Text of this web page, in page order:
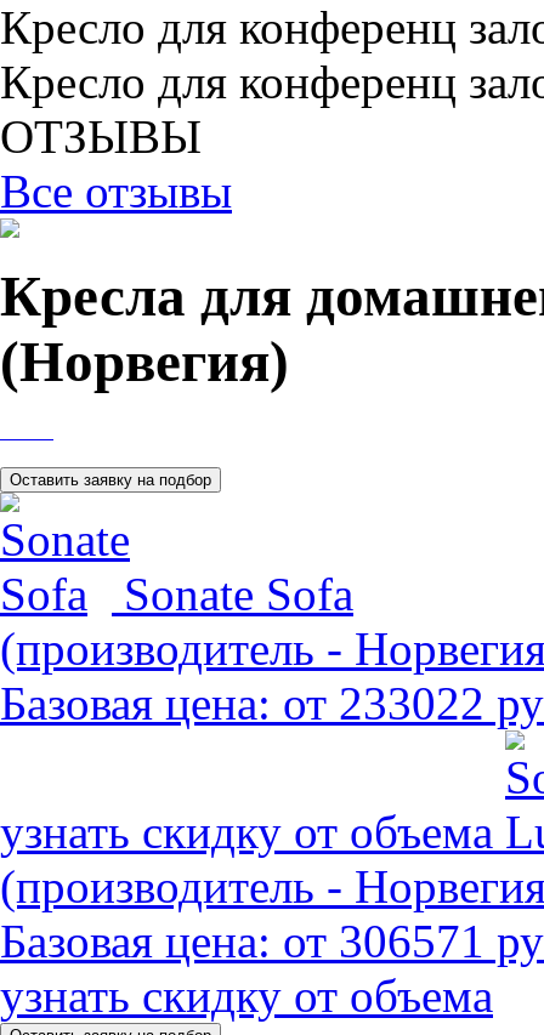
Кресло для конференц
Кресло для конференц
ОТЗЫВЫ
Все отзывы
Кресла для
(Норвегия)
Sonate Sofa
(производитель -
Базовая цена: от 233022
узнать скидку от объема
(производитель -
Базовая цена: от 306571
узнать скидку от объема